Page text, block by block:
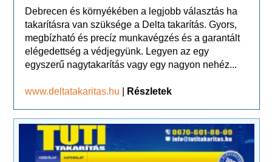
Debrecen és környékében a legjobb választás ha
takarításra van szüksége a Delta takarítás. Gyors,
megbízható és precíz munkavégzés és a garantált
elégedettség a védjegyünk. Legyen az egy
egyszerű nagytakarítás vagy egy nagyon nehéz...
www.deltatakaritas.hu Részletek